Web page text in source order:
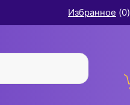
Избранное (0)